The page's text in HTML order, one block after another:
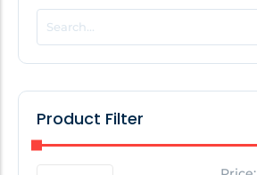
POPULAR THIS WEEK
No Posts Found!
Product Filter